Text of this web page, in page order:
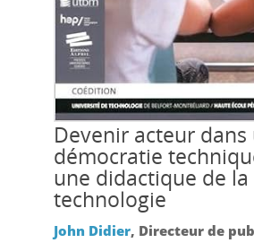
Devenir acteur dans
démocratie
une didactique de la
technologie
John Didier, Directeur de